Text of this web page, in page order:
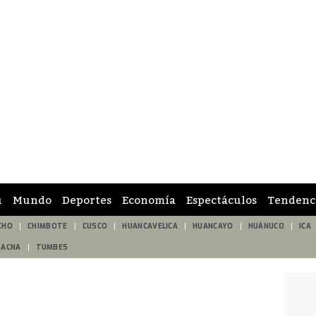
Mundo Deportes Economía Espectáculos
CHIMBOTE CUSCO HUANCAVELICA HUANCAYO HUÁNUCO ICA
TUMBES